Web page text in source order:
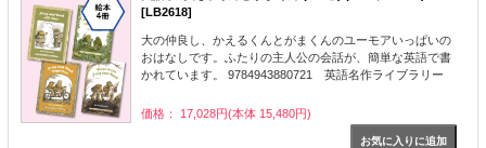
[LB2618]
大の仲良し、かえるくんとがまくんのユーモアいっぱいの
おはなしです。ふたりの主人公の会話が、簡単な英語で書
かれています。 9784943880721 英語名作ライブラリー
価格： 17,028円(本体 15,480円)